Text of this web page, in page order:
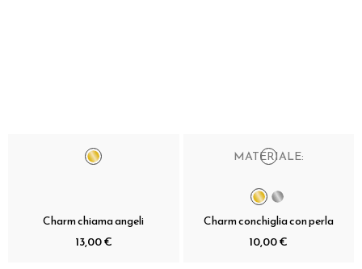
Charm chiama angeli
13,00 €
MATERIALE:
Charm conchiglia con perla
10,00 €